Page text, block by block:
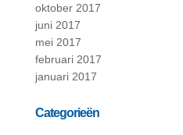
oktober 2017
juni 2017
mei 2017
februari 2017
januari 2017
Categorieën